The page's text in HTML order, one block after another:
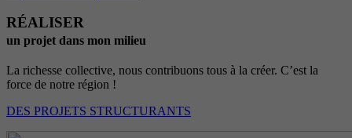
RÉALISER
un projet dans mon milieu
La richesse collective, nous contribuons tous à la créer. C’est la
force de notre région !
DES PROJETS STRUCTURANTS